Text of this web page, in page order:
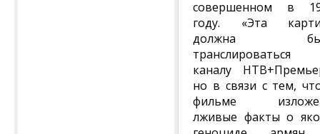
совершенном в
году. «Эта
должна
транслироваться
каналу
но в связи с тем,
фильме
лживые факты о